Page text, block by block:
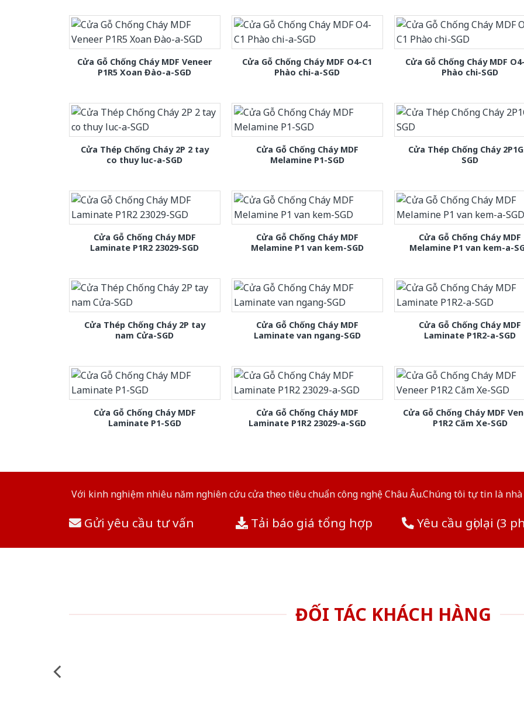
Cửa Gỗ Chống Cháy MDF Veneer
P1R5 Xoan Đào-a-SGD
Cửa Gỗ Chống Cháy MDF O4-C1
Phào chi-a-SGD
Cửa Gỗ Chống Cháy MDF
Phào chi-SGD
Cửa Thép Chống Cháy 2P 2 tay
co thuy luc-a-SGD
Cửa Gỗ Chống Cháy MDF
Melamine P1-SGD
Cửa Thép Chống Cháy
SGD
Cửa Gỗ Chống Cháy MDF
Laminate P1R2 23029-SGD
Cửa Gỗ Chống Cháy MDF
Melamine P1 van kem-SGD
Cửa Gỗ Chống Cháy MDF
Melamine P1 van kem-a-
Cửa Thép Chống Cháy 2P tay
nam Cửa-SGD
Cửa Gỗ Chống Cháy MDF
Laminate van ngang-SGD
Cửa Gỗ Chống Cháy MDF
Laminate P1R2-a-SGD
Cửa Gỗ Chống Cháy MDF
Laminate P1-SGD
Cửa Gỗ Chống Cháy MDF
Laminate P1R2 23029-a-SGD
Cửa Gỗ Chống Cháy MDF
P1R2 Căm Xe-SGD
Với kinh nghiệm nhiêu năm nghiên cứu cửa theo tiêu chuẩn công nghệ Châu Âu.Chúng tôi tự tin là
Gửi yêu cầu tư vấn Tải báo giá tổng hợp Yêu cầu gọi lại (3
ĐỐI TÁC KHÁCH HÀNG